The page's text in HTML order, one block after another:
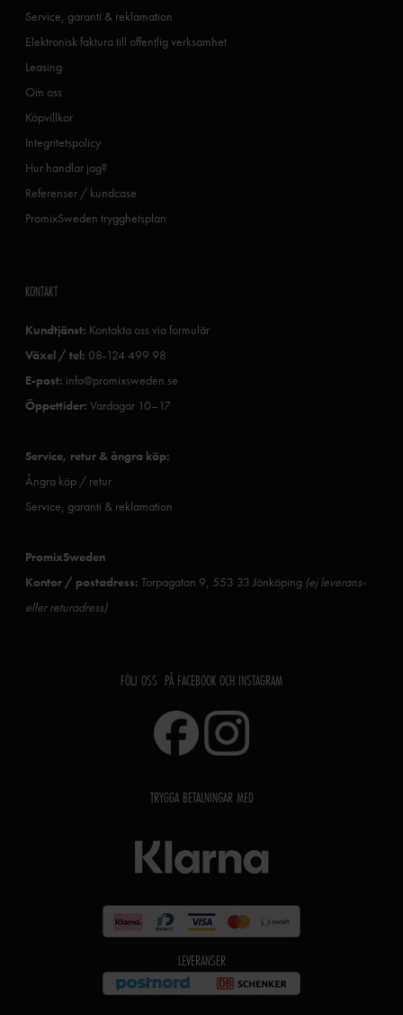
Service, garanti & reklamation
Elektronisk faktura till offentlig verksamhet
Leasing
Om oss
Köpvillkor
Integritetspolicy
Hur handlar jag?
Referenser / kundcase
PromixSweden trygghetsplan
KONTAKT
Kundtjänst: Kontakta oss via formulär
Växel / tel: 08-124 499 98
E-post: info@promixsweden.se
Öppettider: Vardagar 10–17
Service, retur & ångra köp:
Ångra köp / retur
Service, garanti & reklamation
PromixSweden
Kontor / postadress: Torpagatan 9, 553 33 Jönköping (ej leverans-
eller returadress)
FÖLJ OSS PÅ FACEBOOK OCH INSTAGRAM
TRYGGA BETALNINGAR MED
LEVERANSER